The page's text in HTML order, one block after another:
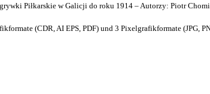
Piłkarskie w Galicji do roku 1914 – Autorzy: Piotr
(CDR, AI EPS, PDF) und 3 Pixelgrafikformate (JPG,